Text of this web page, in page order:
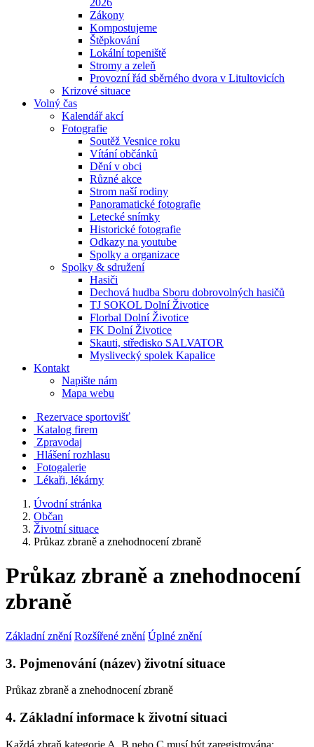
2026
Zákony
Kompostujeme
Štěpkování
Lokální topeniště
Stromy a zeleň
Provozní řád sběrného dvora v Litultovicích
Krizové situace
Volný čas
Kalendář akcí
Fotografie
Soutěž Vesnice roku
Vítání občánků
Dění v obci
Různé akce
Strom naší rodiny
Panoramatické fotografie
Letecké snímky
Historické fotografie
Odkazy na youtube
Spolky a organizace
Spolky & sdružení
Hasiči
Dechová hudba Sboru dobrovolných hasičů
TJ SOKOL Dolní Životice
Florbal Dolní Životice
FK Dolní Životice
Skauti, středisko SALVATOR
Myslivecký spolek Kapalice
Kontakt
Napište nám
Mapa webu
Rezervace sportovišť
Katalog firem
Zpravodaj
Hlášení rozhlasu
Fotogalerie
Lékaři, lékárny
Úvodní stránka
Občan
Životní situace
Průkaz zbraně a znehodnocení zbraně
Průkaz zbraně a znehodnocení
zbraně
Základní znění Rozšířené znění Úplné znění
3. Pojmenování (název) životní situace
Průkaz zbraně a znehodnocení zbraně
4. Základní informace k životní situaci
Každá zbraň kategorie A, B nebo C musí být zaregistrována;